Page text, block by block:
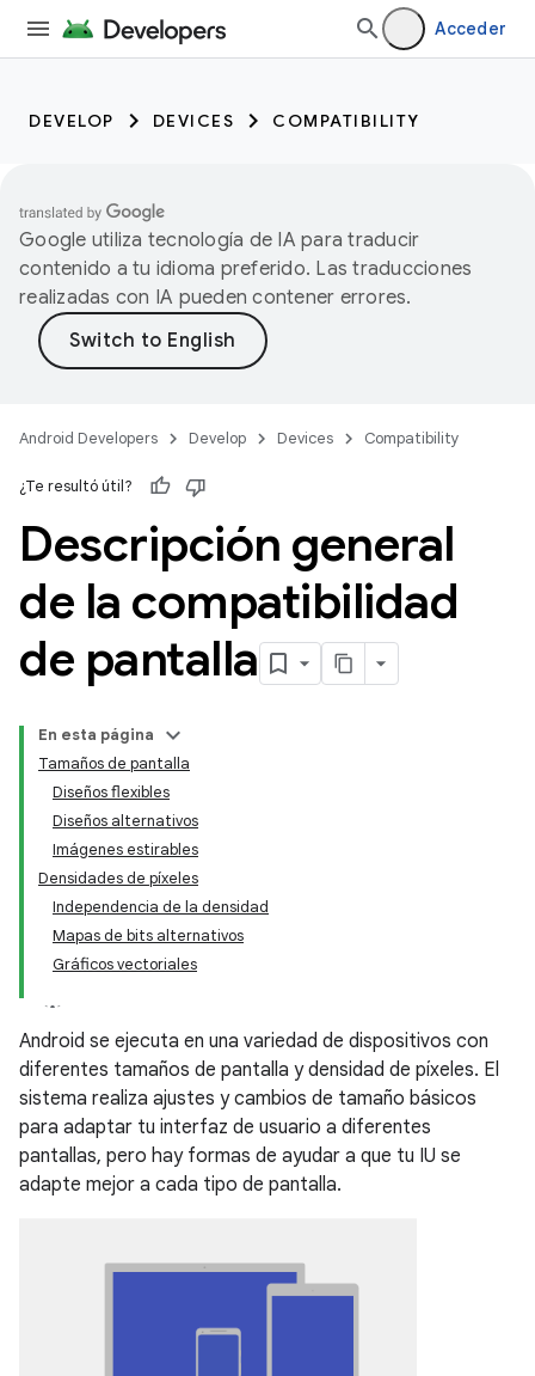
Acceder
DEVELOP DEVICES COMPATIBILITY
Google utiliza tecnología de IA para traducir
contenido a tu idioma preferido. Las traducciones
realizadas con IA pueden contener errores.
Android Developers Develop Devices Compatibility
¿Te resultó útil?
Descripción general
de la compatibilidad
de pantalla
En esta página
Tamaños de pantalla
Diseños flexibles
Diseños alternativos
Imágenes estirables
Densidades de píxeles
Independencia de la densidad
Mapas de bits alternativos
Gráficos vectoriales
Android se ejecuta en una variedad de dispositivos con
diferentes tamaños de pantalla y densidad de píxeles. El
sistema realiza ajustes y cambios de tamaño básicos
para adaptar tu interfaz de usuario a diferentes
pantallas, pero hay formas de ayudar a que tu IU se
adapte mejor a cada tipo de pantalla.